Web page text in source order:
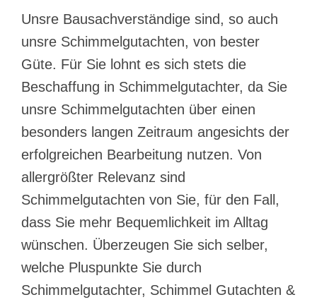
Unsre Bausachverständige sind, so auch
unsre Schimmelgutachten, von bester
Güte. Für Sie lohnt es sich stets die
Beschaffung in Schimmelgutachter, da Sie
unsre Schimmelgutachten über einen
besonders langen Zeitraum angesichts der
erfolgreichen Bearbeitung nutzen. Von
allergrößter Relevanz sind
Schimmelgutachten von Sie, für den Fall,
dass Sie mehr Bequemlichkeit im Alltag
wünschen. Überzeugen Sie sich selber,
welche Pluspunkte Sie durch
Schimmelgutachter, Schimmel Gutachten &